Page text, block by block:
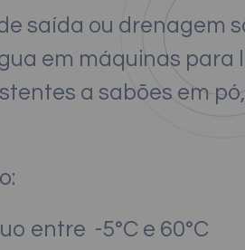
saída ou drenagem
em máquinas para
a sabões em
entre -5°C e 60°C